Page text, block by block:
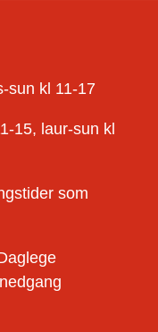
sun kl 11-17
15, laur-sun kl
som